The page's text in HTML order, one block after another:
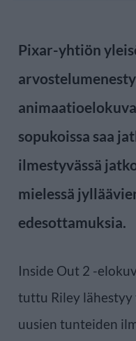
Pixar-yhtiön
sopukoissa saa
ilmestyvässä
mielessä
edesottamuksia.
Inside Out 2 -
tuttu Riley
uusien tunteiden